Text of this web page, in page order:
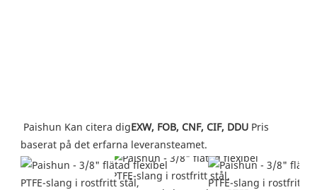
Paishun Kan citera digEXW, FOB, CNF, CIF, DDU Pris
baserat på det erfarna leveransteamet.